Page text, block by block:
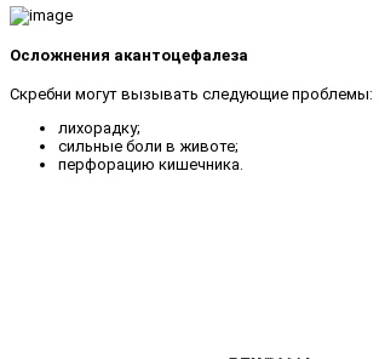
Осложнения акантоцефалеза
Скребни могут вызывать следующие проблемы:
лихорадку;
сильные боли в животе;
перфорацию кишечника.